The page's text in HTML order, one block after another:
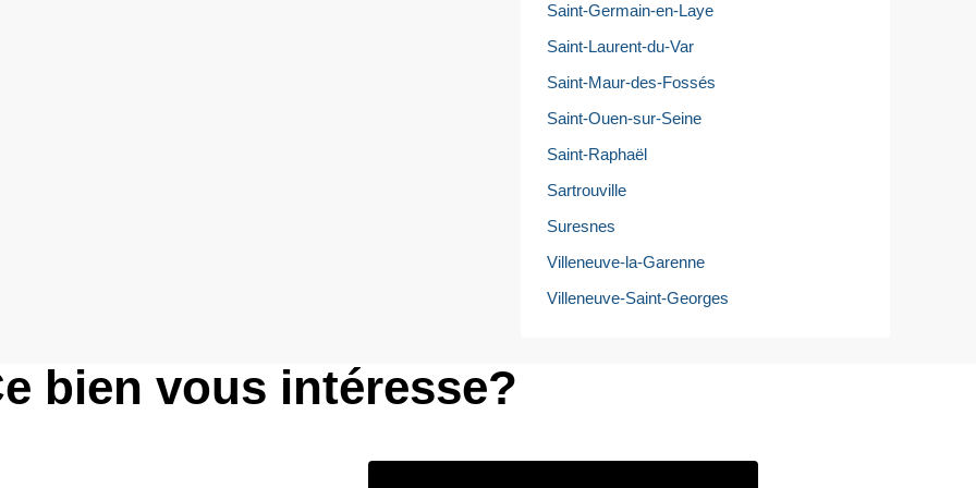
Saint-Germain-en-Laye
Saint-Laurent-du-Var
Saint-Maur-des-Fossés
Saint-Ouen-sur-Seine
Saint-Raphaël
Sartrouville
Suresnes
Villeneuve-la-Garenne
Villeneuve-Saint-Georges
bien vous intéresse?